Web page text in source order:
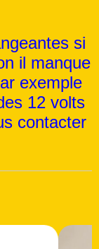
si
il manque
exemple
12 volts
contacter